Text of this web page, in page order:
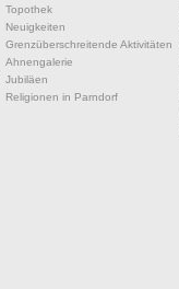
Topothek
Neuigkeiten
Grenzüberschreitende Aktivitäten
Ahnengalerie
Jubiläen
Religionen in Parndorf